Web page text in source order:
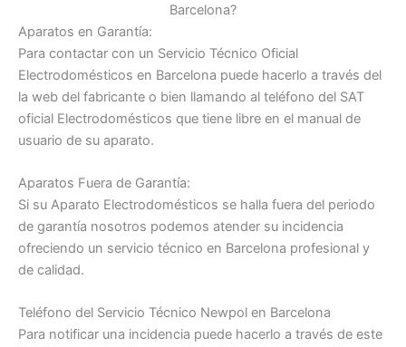
Barcelona?
Aparatos en Garantía:
Para contactar con un Servicio Técnico Oficial
Electrodomésticos en Barcelona puede hacerlo a través del
la web del fabricante o bien llamando al teléfono del SAT
oficial Electrodomésticos que tiene libre en el manual de
usuario de su aparato.
Aparatos Fuera de Garantía:
Si su Aparato Electrodomésticos se halla fuera del periodo
de garantía nosotros podemos atender su incidencia
ofreciendo un servicio técnico en Barcelona profesional y
de calidad.
Teléfono del Servicio Técnico Newpol en Barcelona
Para notificar una incidencia puede hacerlo a través de este